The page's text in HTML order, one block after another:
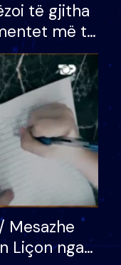
të gjitha
më të
VIP: Do më
kur…
Mesazhe
Liçon nga